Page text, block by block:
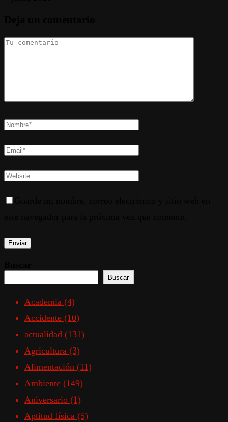
Buscar
Academia (4)
Accidente (10)
actualidad (131)
Agricultura (3)
Alimentación (11)
Ambiente (149)
Aniversario (1)
Aptitud física (5)